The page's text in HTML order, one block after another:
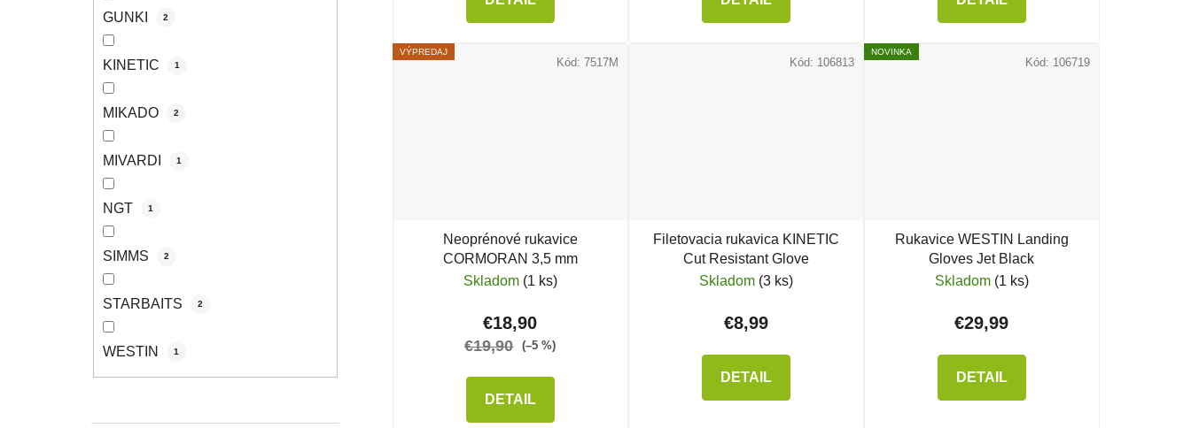
GUNKI 2
KINETIC 1
MIKADO 2
MIVARDI 1
NGT 1
SIMMS 2
STARBAITS 2
WESTIN 1
VÝPREDAJ
Neoprénové rukavice
CORMORAN 3,5 mm
Skladom (1 ks)
€18,90
€19,90 (–5 %)
DETAIL
Kód: 7517M
Filetovacia rukavica KINETIC
Cut Resistant Glove
Skladom (3 ks)
€8,99
DETAIL
Kód: 106813
NOVINKA
Rukavice WESTIN Landing
Gloves Jet Black
Skladom (1 ks)
€29,99
DETAIL
Kód: 106719